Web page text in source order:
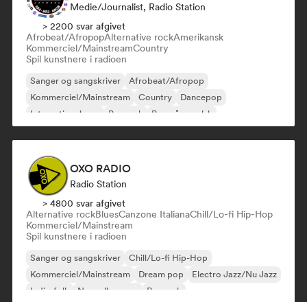
Medie/journalist, Radio Station
> 2200 svar afgivet
Afrobeat/AfropopAlternative rockAmerikansk
Kommerciel/MainstreamCountry
Spil kunstnere i radioen
Sanger og sangskriver
Afrobeat/Afropop
Kommerciel/Mainstream
Country
Dancepop
International pop
Poprock Rap på engelsk
OXO RADIO
Radio Station
> 4800 svar afgivet
Alternative rockBluesCanzone ItalianaChill/Lo-fi Hip-Hop
Kommerciel/Mainstream
Spil kunstnere i radioen
Sanger og sangskriver
Chill/Lo-fi Hip-Hop
Kommerciel/Mainstream
Dream pop
Electro Jazz/Nu Jazz
Indie-folk
Nouvelle scene Poprock